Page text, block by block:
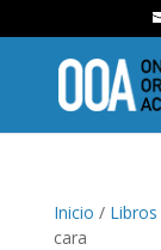
Inicio / Libros
cara